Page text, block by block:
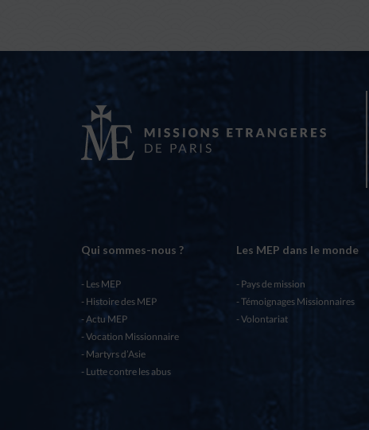
Qui sommes-nous ?
Les MEP
Histoire des MEP
Actu MEP
Vocation Missionnaire
Martyrs d’Asie
Lutte contre les abus
Les MEP dans le monde
Pays de mission
Témoignages Missionnaires
Volontariat